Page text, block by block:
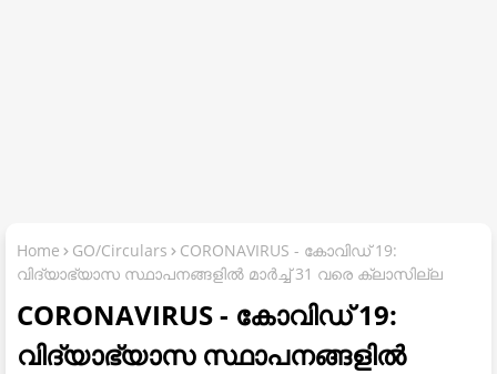
Home GO/Circulars
CORONAVIRUS - കോവിഡ് 19:
വിദ്യാഭ്യാസ സ്ഥാപനങ്ങളിൽ മാർച്ച് 31 വരെ ക്ലാസില്ല
CORONAVIRUS - കോവിഡ് 19:
വിദ്യാഭ്യാസ സ്ഥാപനങ്ങളിൽ